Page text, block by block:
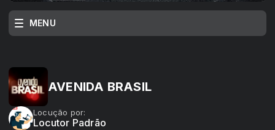
MENU
AVENIDA BRASIL
Locução por:
Locutor Padrão